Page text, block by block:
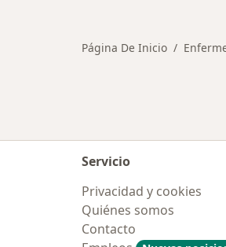
Página De Inicio
Servicio
Privacidad y cookies
Quiénes somos
Contacto